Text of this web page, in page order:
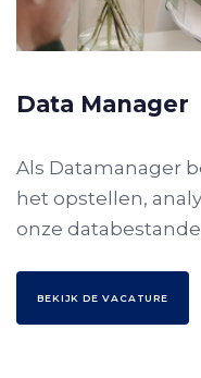
Data Manager
Als Datamanager
het opstellen,
onze
BEKIJK DE VACATURE